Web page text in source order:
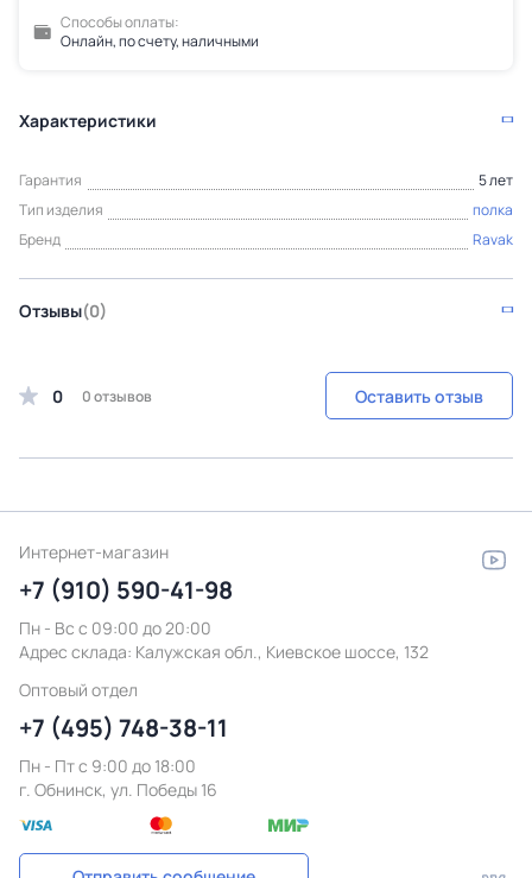
Способы оплаты:
Онлайн, по счету, наличными
Характеристики
Гарантия
5 лет
Тип изделия
полка
Бренд
Ravak
Отзывы(0)
0 0 отзывов Оставить отзыв
Интернет-магазин
+7 (910) 590-41-98
Пн - Вс с 09:00 до 20:00
Адрес склада: Калужская обл., Киевское шоссе, 132
Оптовый отдел
+7 (495) 748-38-11
Пн - Пт c 9:00 до 18:00
г. Обнинск, ул. Победы 16